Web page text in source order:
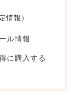
情報）
ル情報
に購入する